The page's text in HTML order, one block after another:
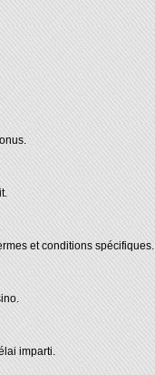
et conditions spécifiques.
imparti.